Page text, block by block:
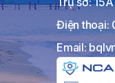
Điện thoại:
Email: